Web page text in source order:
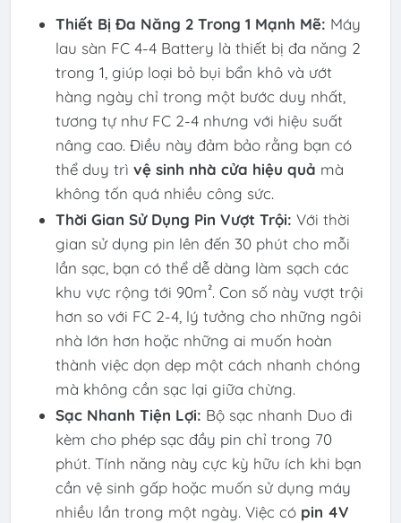
Thiết Bị Đa Năng 2 Trong 1 Mạnh Mẽ: Máy
lau sàn FC 4-4 Battery là thiết bị đa năng 2
trong 1, giúp loại bỏ bụi bẩn khô và ướt
hàng ngày chỉ trong một bước duy nhất,
tương tự như FC 2-4 nhưng với hiệu suất
nâng cao. Điều này đảm bảo rằng bạn có
thể duy trì vệ sinh nhà cửa hiệu quả mà
không tốn quá nhiều công sức.
Thời Gian Sử Dụng Pin Vượt Trội: Với thời
gian sử dụng pin lên đến 30 phút cho mỗi
lần sạc, bạn có thể dễ dàng làm sạch các
khu vực rộng tới 90m². Con số này vượt trội
hơn so với FC 2-4, lý tưởng cho những ngôi
nhà lớn hơn hoặc những ai muốn hoàn
thành việc dọn dẹp một cách nhanh chóng
mà không cần sạc lại giữa chừng.
Sạc Nhanh Tiện Lợi: Bộ sạc nhanh Duo đi
kèm cho phép sạc đầy pin chỉ trong 70
phút. Tính năng này cực kỳ hữu ích khi bạn
cần vệ sinh gấp hoặc muốn sử dụng máy
nhiều lần trong một ngày. Việc có pin 4V